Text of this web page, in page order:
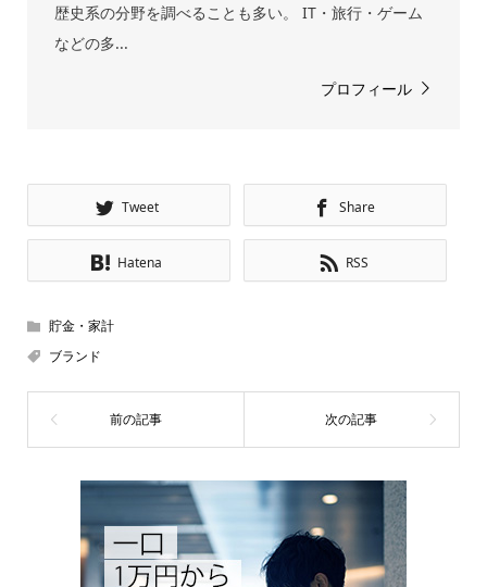
歴史系の分野を調べることも多い。 IT・旅行・ゲーム
などの多...
プロフィール
Tweet Share
Hatena RSS
貯金・家計
ブランド